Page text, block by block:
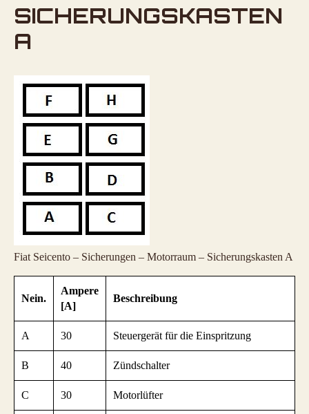
SICHERUNGSKASTEN
A
Fiat Seicento – Sicherungen – Motorraum – Sicherungskasten A
Nein.
Ampere
[A]
Beschreibung
A 30 Steuergerät für die Einspritzung
B 40 Zündschalter
C 30 Motorlüfter